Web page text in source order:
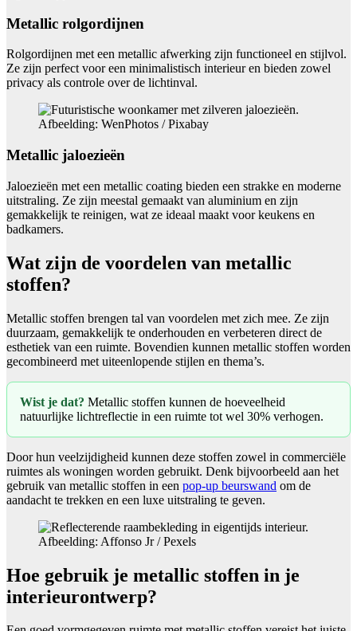
Metallic rolgordijnen
Rolgordijnen met een metallic afwerking zijn functioneel en stijlvol.
Ze zijn perfect voor een minimalistisch interieur en bieden zowel
privacy als controle over de lichtinval.
Afbeelding: WenPhotos / Pixabay
Metallic jaloezieën
Jaloezieën met een metallic coating bieden een strakke en moderne
uitstraling. Ze zijn meestal gemaakt van aluminium en zijn
gemakkelijk te reinigen, wat ze ideaal maakt voor keukens en
badkamers.
Wat zijn de voordelen van metallic
stoffen?
Metallic stoffen brengen tal van voordelen met zich mee. Ze zijn
duurzaam, gemakkelijk te onderhouden en verbeteren direct de
esthetiek van een ruimte. Bovendien kunnen metallic stoffen worden
gecombineerd met uiteenlopende stijlen en thema’s.
Wist je dat? Metallic stoffen kunnen de hoeveelheid
natuurlijke lichtreflectie in een ruimte tot wel 30% verhogen.
Door hun veelzijdigheid kunnen deze stoffen zowel in commerciële
ruimtes als woningen worden gebruikt. Denk bijvoorbeeld aan het
gebruik van metallic stoffen in een pop-up beurswand om de
aandacht te trekken en een luxe uitstraling te geven.
Afbeelding: Affonso Jr / Pexels
Hoe gebruik je metallic stoffen in je
interieurontwerp?